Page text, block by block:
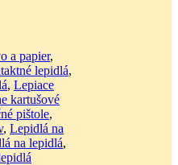
a papier,
lepidlá,
, Lepiace
kartušové
pištole,
, Lepidlá na
na lepidlá,